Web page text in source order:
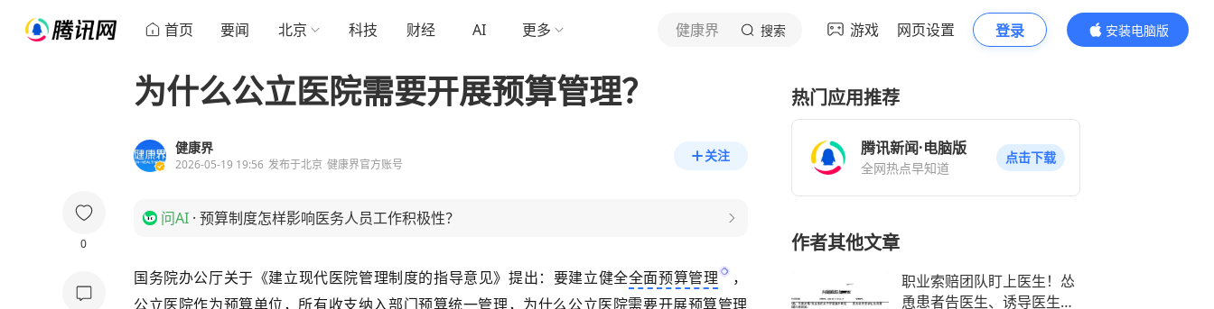
首页 要闻 北京 科技 财经 AI 更多 健康界 搜索 游戏 网页设置 登录
安装电脑版
内容更精彩
0
为什么公立医院需要开展预算管理？
健康界
2026-05-19 19:56 发布于北京 健康界官方账号
关注
问AI · 预算制度怎样影响医务人员工作积极性？
国务院办公厅关于《建立现代医院管理制度的指导意见》提出：要建立健全全面预算管理
，
公立医院作为预算单位，所有收支纳入部门预算统一管理，为什么公立医院需要开展预算管理
热门应用推荐
腾讯新闻·电脑版
全网热点早知道
点击下载
作者其他文章
职业索赔团队盯上医生！怂
恿患者告医生、诱导医生发